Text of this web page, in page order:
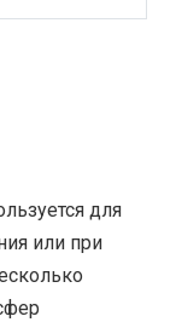
для
или при